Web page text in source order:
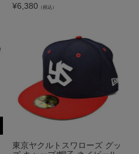
¥6,380 （税込）
東京ヤクルトスワローズ グッ